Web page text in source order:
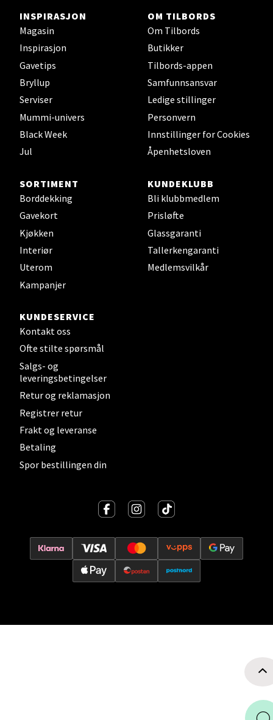
INSPIRASJON
Magasin
Inspirasjon
Gavetips
Bryllup
Serviser
Mummi-univers
Black Week
Jul
OM TILBORDS
Om Tilbords
Butikker
Tilbords-appen
Samfunnsansvar
Ledige stillinger
Personvern
Innstillinger for Cookies
Åpenhetsloven
SORTIMENT
Borddekking
Gavekort
Kjøkken
Interiør
Uterom
Kampanjer
KUNDEKLUBB
Bli klubbmedlem
Prisløfte
Glassgaranti
Tallerkengaranti
Medlemsvilkår
KUNDESERVICE
Kontakt oss
Ofte stilte spørsmål
Salgs- og
leveringsbetingelser
Retur og reklamasjon
Registrer retur
Frakt og leveranse
Betaling
Spor bestillingen din
Sortland - Sortland Storsenter
Strangata 26, 8400 Sortland
Åpent i dag 10-16
0 i butikk
Steinkjer - Thon Senter Steinkjer
Sjøfartsgata 2, 7714 Steinkjer
Åpent i dag 10-18
0 i butikk
Leirvik - Stord
Torgbakken 2, 5401 Stord
0 i butikk
Oslo - Thon Senter Storo
Vitaminveien 7 - 9, 0485 Oslo
Åpent i dag 10-19
0 i butikk